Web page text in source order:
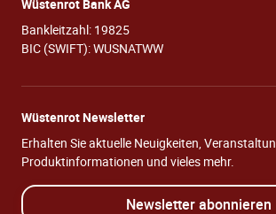
Wüstenrot Bank AG
Bankleitzahl: 19825
BIC (SWIFT): WUSNATWW
Wüstenrot Newsletter
Erhalten Sie aktuelle Neuigkeiten,
Produktinformationen und vieles mehr.
Newsletter abonnieren